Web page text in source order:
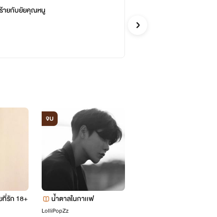
ายกับยัยคุณหนู
รัก 18+
จบ
น้ำตาลในกาเเฟ
LolliPopZz